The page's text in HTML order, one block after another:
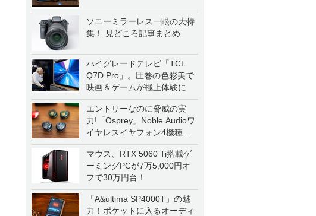
ソニーミラーレス一眼の大特
集！ 見どころ記事まとめ
ハイグレードテレビ「TCL
Q7D Pro」。圧巻の色彩美で
映画＆ゲームが極上体験に
エントリーなのに脅威の実
力!「Osprey」Noble Audioワ
イヤレスイヤフォン4機種を
一気に聴く
マウス、RTX 5060 Ti搭載ゲ
ーミングPCが7万5,000円オ
フで30万円台！
「A&ultima SP4000T」の魅
力！ポケットに入るオーディ